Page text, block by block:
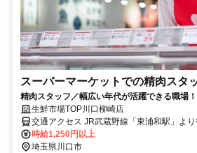
スーパーマーケットでの精肉スタ
精肉スタッフ／幅広い年代が活躍できる職場
だしなみ基準大幅緩和♪待遇も充実◎
生鮮市場TOP川口柳崎店
交通アクセス JR武蔵野線「東浦和駅」よ
時給1,250円以上
埼玉県川口市